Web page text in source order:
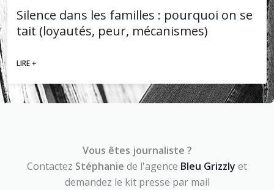
Silence dans les familles : pourquoi on se
tait (loyautés, peur, mécanismes)
LIRE +
Vous êtes journaliste ?
Contactez Stéphanie de l'agence Bleu Grizzly et
demandez le kit presse par mail